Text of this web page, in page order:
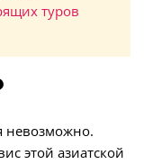
туров
невозможно.
этой азиатской